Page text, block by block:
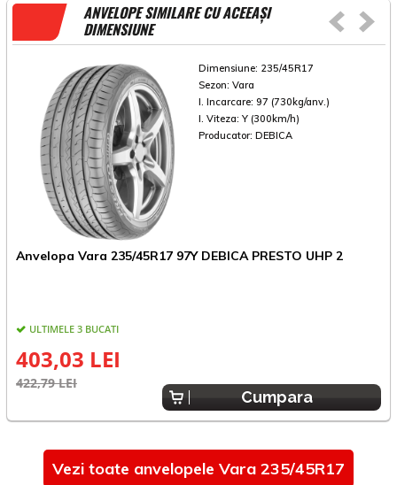
ANVELOPE SIMILARE CU ACEEAȘI
DIMENSIUNE
Dimensiune: 235/45R17
Sezon: Vara
I. Incarcare: 97 (730kg/anv.)
I. Viteza: Y (300km/h)
Producator: DEBICA
Anvelopa Vara 235/45R17 97Y DEBICA PRESTO UHP 2
ULTIMELE 3 BUCATI
403,03 LEI
422,79 LEI
Cumpara
Vezi toate anvelopele Vara 235/45R17